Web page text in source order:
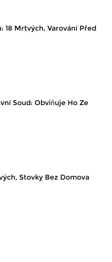
18 Mrtvých, Varování Před
Soud: Obviňuje Ho Ze
Stovky Bez Domova